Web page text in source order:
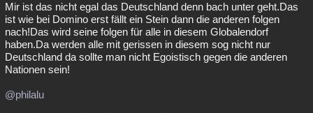
Mir ist das nicht egal das Deutschland denn bach unter geht.Das
ist wie bei Domino erst fällt ein Stein dann die anderen folgen
nach!Das wird seine folgen für alle in diesem Globalendorf
haben.Da werden alle mit gerissen in diesem sog nicht nur
Deutschland da sollte man nicht Egoistisch gegen die anderen
Nationen sein!
@philalu